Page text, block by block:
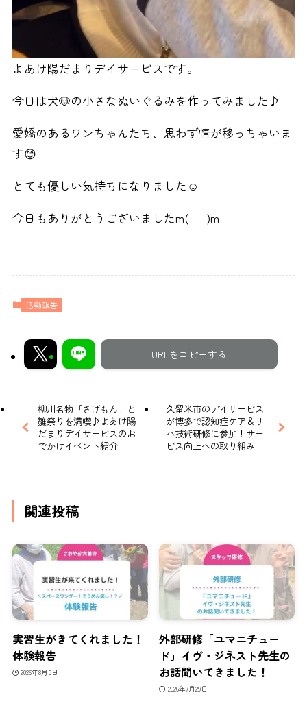
よあけ陽だまりデイサービスです。
今日は犬🐶の小さなぬいぐるみを作ってみました♪
愛嬌のあるワンちゃんたち、思わず情が移っちゃいま
す😊
とても優しい気持ちになりました☺️
今日もありがとうございましたm(_ _)m
活動報告
URLをコピーする
柳川名物「さげもん」と
雛祭りを満喫♪よあけ陽
だまりデイサービスのお
でかけイベント紹介
久留米市のデイサービス
が博多で認知症ケア＆リ
ハ技術研修に参加！サー
ビス向上への取り組み
関連投稿
実習生がきてくれました！
体験報告
2026年8月5日
外部研修「ユマニチュー
ド」イヴ・ジネスト先生の
お話聞いてきました！
2026年7月29日